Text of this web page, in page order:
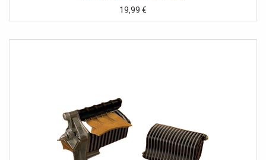
19,99€